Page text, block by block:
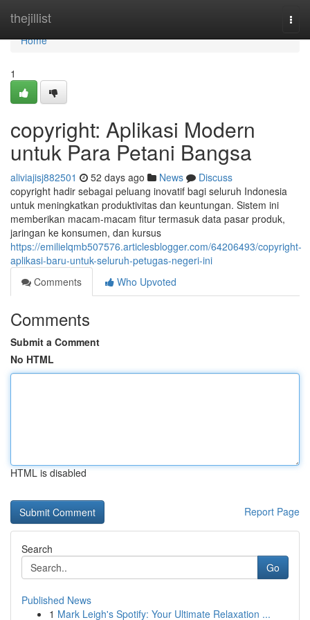
thejillist
Home
Home
1
copyright: Aplikasi Modern
untuk Para Petani Bangsa
aliviajisj882501 52 days ago News
Discuss
copyright hadir sebagai peluang inovatif bagi seluruh Indonesia
untuk meningkatkan produktivitas dan keuntungan. Sistem ini
memberikan macam-macam fitur termasuk data pasar produk,
jaringan ke konsumen, dan kursus
https://emilielqmb507576.articlesblogger.com/64206493/copyright-
aplikasi-baru-untuk-seluruh-petugas-negeri-ini
Comments
Who Upvoted
Comments
Submit a Comment
No HTML
HTML is disabled
Report Page
Search
Go
Published News
1 Mark Leigh's Spotify: Your Ultimate Relaxation ...